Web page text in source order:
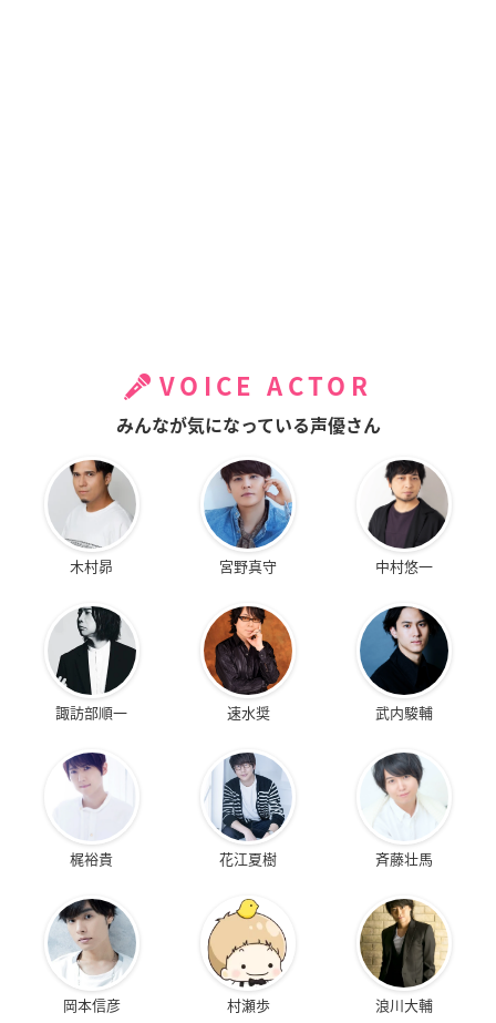
VOICE ACTOR
みんなが気になっている声優さん
木村昴 宮野真守 中村悠一
諏訪部順一 速水奨 武内駿輔
梶裕貴 花江夏樹 斉藤壮馬
岡本信彦 村瀬歩 浪川大輔